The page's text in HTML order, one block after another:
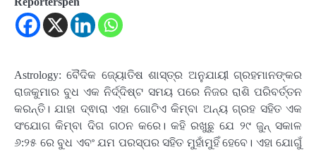
Astrology: ବୈଦିକ ଜ୍ୟୋତିଷ ଶାସ୍ତ୍ର ଅନୁଯାୟୀ ଗ୍ରହମାନଙ୍କର
ରାଜକୁମାର ବୁଧ ଏକ ନିର୍ଦ୍ଦିଷ୍ଟ ସମୟ ପରେ ନିଜର ରାଶି ପରିବର୍ତ୍ତନ
କରନ୍ତି। ଯାହା ଦ୍ଵାରା ଏହା ଗୋଟିଏ କିମ୍ବା ଅନ୍ୟ ଗ୍ରହ ସହିତ ଏକ
ସଂଯୋଗ କିମ୍ବା ଦିଗ ଗଠନ କରେ। କହି ରଖୁଛୁ ଯେ ୨୯ ଜୁନ୍ ସକାଳ
୬:୨୫ ରେ ବୁଧ ଏବଂ ଯମ ପରସ୍ପର ସହିତ ମୁହାଁମୁହିଁ ହେବେ। ଏହା ଯୋଗୁଁ